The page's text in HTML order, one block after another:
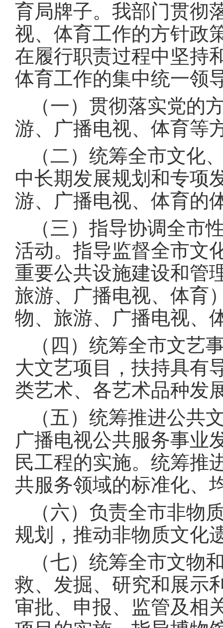
育局牌子。我部门贯彻
视、体育工作的方针政
在履行职责过程中坚持
体育工作的集中统一领
（一）贯彻落实党的
游、广播电视、体育等
（二）统筹全市文化
中长期发展规划和专项
游、广播电视、体育的
（三）指导协调全市
活动。指导监督全市文
重要公共设施建设和管
旅游、广播电视、体育
物、旅游、广播电视、
（四）统筹全市文艺
大文艺项目，扶持具有
类艺术、各艺术品种发
（五）统筹推进公共
广播电视公共服务事业
民工程的实施。统筹推
共服务领域的标准化、
（六）负责全市非物
规划，推动非物质文化
（七）统筹全市文物
救、发掘、研究和展示
审批、申报、监管及相